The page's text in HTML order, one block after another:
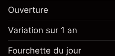
Ouverture
Variation sur 1 an
Fourchette du jour